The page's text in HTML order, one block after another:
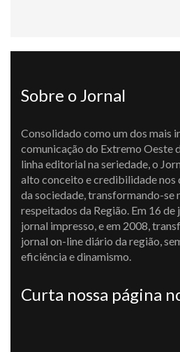
Sobre o Jornal
Consolidado como um dos mais
comunicação do Extremo Oeste
linha editorial na seriedade, o
alto conceito e credibilidade nos
da sociedade, transformando-se
respeitados da Região. Em 16
jornal impresso, e em 2008,
jornal on-line diário da região,
eficiência e dinamismo.
Curta nossa página